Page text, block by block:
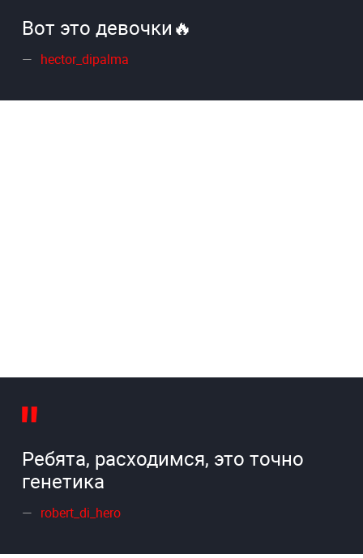
Вот это девочки🔥
hector_dipalma
Ребята, расходимся, это точно
генетика
robert_di_hero